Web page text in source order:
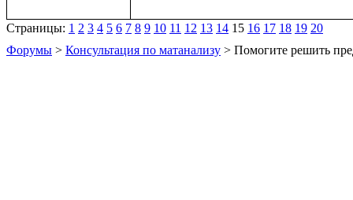
Страницы: 1 2 3 4 5 6 7 8 9 10 11 12 13 14 15 16 17 18 19 20
Форумы > Консультация по матанализу > Помогите решить